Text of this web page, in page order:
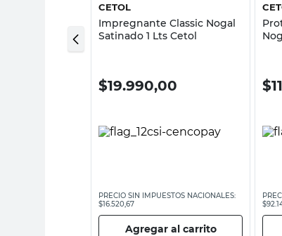
4 Lts Cetol
CETOL
Impregnante Classic Nogal
Satinado 1 Lts Cetol
$19.990,00
PRECIO SIN IMPUESTOS NACIONALES:
$16.520,67
Agregar al carrito
$